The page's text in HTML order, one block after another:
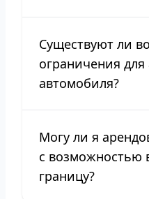
Существуют ли
ограничения
автомобиля?
Могу ли я
с возможностью
границу?